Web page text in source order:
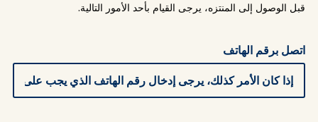
قبل الوصول إلى المنتزه، يرجى القيام بأحد الأمور التالية.
اتصل برقم الهاتف